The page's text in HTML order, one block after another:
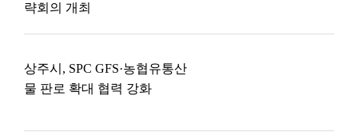
략회의 개최
상주시, SPC GFS·농협유통산
물 판로 확대 협력 강화